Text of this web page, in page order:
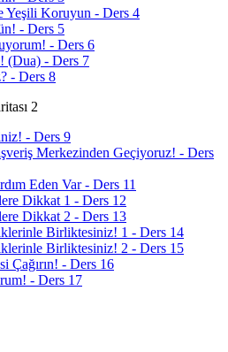
Yeşili Koruyun - Ders 4
- Ders 5
- Ders 6
(Dua) - Ders 7
- Ders 8
2
- Ders 9
Merkezinden Geçiyoruz! - Ders
Eden Var - Ders 11
Dikkat 1 - Ders 12
Dikkat 2 - Ders 13
Birliktesiniz! 1 - Ders 14
Birliktesiniz! 2 - Ders 15
Çağırın! - Ders 16
- Ders 17